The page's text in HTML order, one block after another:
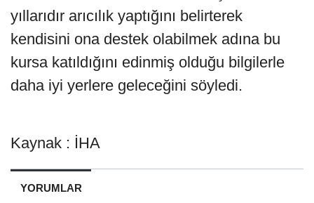
yıllarıdır arıcılık yaptığını belirterek
kendisini ona destek olabilmek adına bu
kursa katıldığını edinmiş olduğu bilgilerle
daha iyi yerlere geleceğini söyledi.
Kaynak : İHA
YORUMLAR